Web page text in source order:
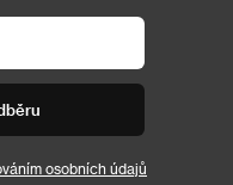
osobních údajů